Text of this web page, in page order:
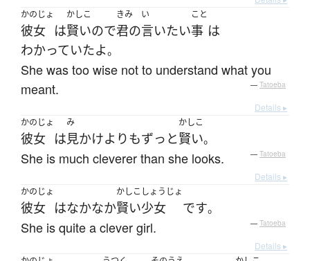
かのじょ
彼女 は
かしこ
賢いので
きみ
君の
い
言いたい
こと
事 は
わかっていたよ。
She was too wise not to understand what you
meant.
— Tatoeba
Details ▸
かのじょ
彼女 は
み
見かけよりもずっと
かしこ
賢い。
She is much cleverer than she looks. — Tatoeba
Details ▸
かのじょ
彼女 はなかなか
かしこ
賢い
しょうじょ
少女 です。
She is quite a clever girl. — Tatoeba
Details ▸